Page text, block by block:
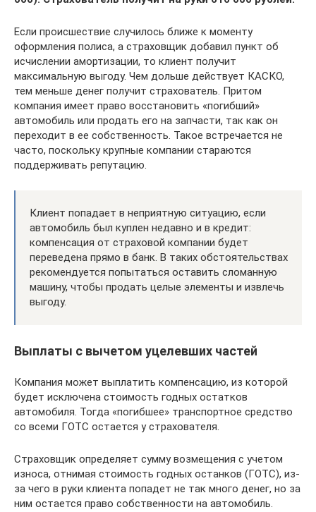
Если происшествие случилось ближе к моменту
оформления полиса, а страховщик добавил пункт об
исчислении амортизации, то клиент получит
максимальную выгоду. Чем дольше действует КАСКО,
тем меньше денег получит страхователь. Притом
компания имеет право восстановить «погибший»
автомобиль или продать его на запчасти, так как он
переходит в ее собственность. Такое встречается не
часто, поскольку крупные компании стараются
поддерживать репутацию.
Клиент попадает в неприятную ситуацию, если
автомобиль был куплен недавно и в кредит:
компенсация от страховой компании будет
переведена прямо в банк. В таких обстоятельствах
рекомендуется попытаться оставить сломанную
машину, чтобы продать целые элементы и извлечь
выгоду.
Выплаты с вычетом уцелевших частей
Компания может выплатить компенсацию, из которой
будет исключена стоимость годных остатков
автомобиля. Тогда «погибшее» транспортное средство
со всеми ГОТС остается у страхователя.
Страховщик определяет сумму возмещения с учетом
износа, отнимая стоимость годных останков (ГОТС), из-
за чего в руки клиента попадет не так много денег, но за
ним остается право собственности на автомобиль.